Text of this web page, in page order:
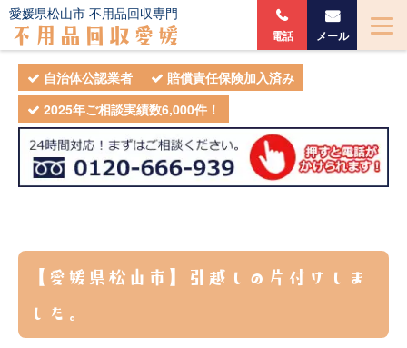
自治体公認業者
賠償責任保険加入済み
2025年ご相談実績数6,000件！
愛媛県松山市 不用品回収専門
不用品回収愛媛 電話 メール
【愛媛県松山市】引越しの片付けしま
した。